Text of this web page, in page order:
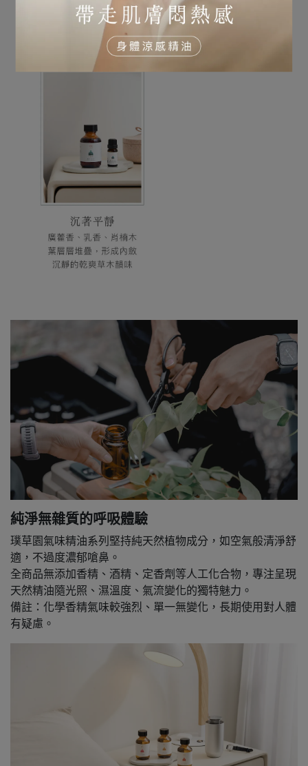
純淨無雜質的呼吸體驗
璞草園氣味精油系列堅持純天然植物成分，如空氣般清淨舒
適，不過度濃郁嗆鼻。
全商品無添加香精、酒精、定香劑等人工化合物，專注呈現
天然精油隨光照、濕溫度、氣流變化的獨特魅力。
備註：化學香精氣味較強烈、單一無變化，長期使用對人體
有疑慮。